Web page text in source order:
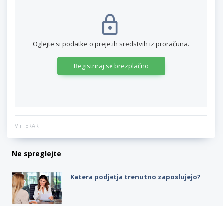
Oglejte si podatke o prejetih sredstvih iz proračuna.
Registriraj se brezplačno
Vir: ERAR
Ne spreglejte
Katera podjetja trenutno zaposlujejo?